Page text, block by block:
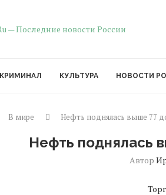
КРИМИНАЛ КУЛЬТУРА НОВОСТИ
В мире Нефть поднялась выше 77
Нефть поднялась
Автор